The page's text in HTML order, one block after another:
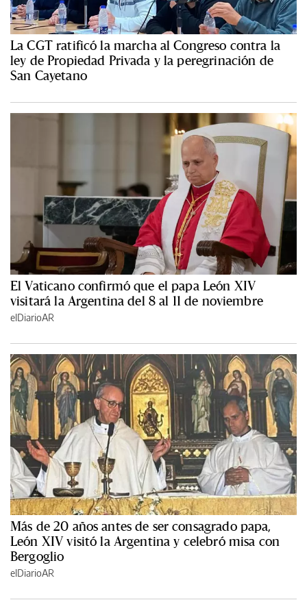
La CGT ratificó la marcha al Congreso contra la
ley de Propiedad Privada y la peregrinación de
San Cayetano
El Vaticano confirmó que el papa León XIV
visitará la Argentina del 8 al 11 de noviembre
elDiarioAR
Más de 20 años antes de ser consagrado papa,
León XIV visitó la Argentina y celebró misa con
Bergoglio
elDiarioAR